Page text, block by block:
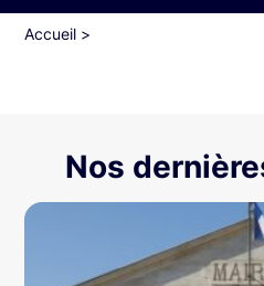
Accueil >
Nos